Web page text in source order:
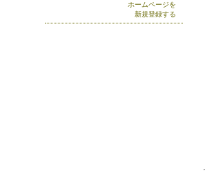
ホームページを
新規登録する